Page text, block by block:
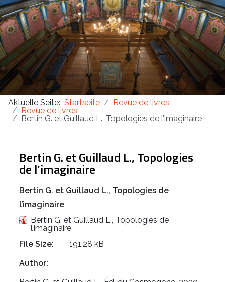
Aktuelle Seite: Startseite
Revue de livres
Revue de livres
Bertin G. et Guillaud L., Topologies de l’imaginaire
Bertin G. et Guillaud L., Topologies
de l’imaginaire
Bertin G. et Guillaud L., Topologies de
l’imaginaire
Bertin G. et Guillaud L., Topologies de
l’imaginaire
File Size:
191.28 kB
Author: